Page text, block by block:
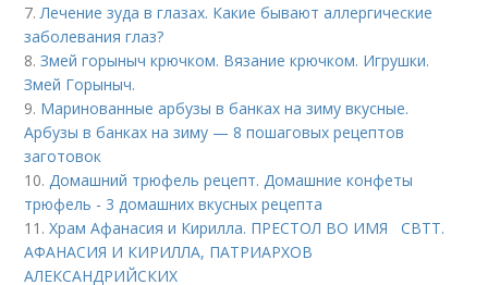
7.Лечение зуда в глазах. Какие бывают аллергические
заболевания глаз?
8.Змей горыныч крючком. Вязание крючком. Игрушки.
Змей Горыныч.
9. Маринованные арбузы в банках на зиму вкусные.
Арбузы в банках на зиму — 8 пошаговых рецептов
заготовок
10.Домашний трюфель рецепт. Домашние конфеты
трюфель - 3 домашних вкусных рецепта
11.Храм Афанасия и Кирилла. ПРЕСТОЛ ВО ИМЯ СВТТ.
АФАНАСИЯ И КИРИЛЛА, ПАТРИАРХОВ
АЛЕКСАНДРИЙСКИХ